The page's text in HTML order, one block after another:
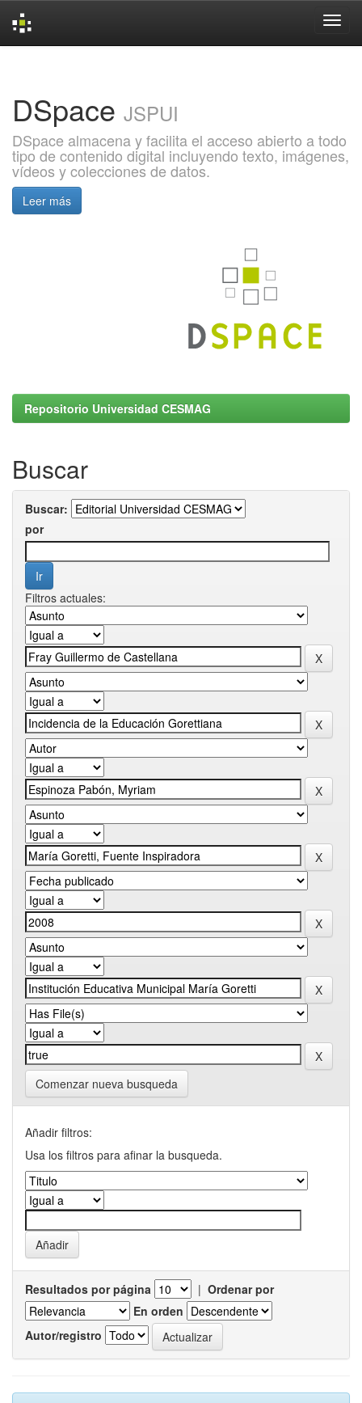
DSpace JSPUI
DSpace almacena y facilita el acceso abierto a todo
tipo de contenido digital incluyendo texto, imágenes,
vídeos y colecciones de datos.
Leer más
Repositorio Universidad CESMAG
Buscar
Buscar:
por
Filtros actuales:
Comenzar nueva busqueda
Añadir filtros:
Usa los filtros para afinar la busqueda.
Resultados por página | Ordenar por
En orden
Autor/registro